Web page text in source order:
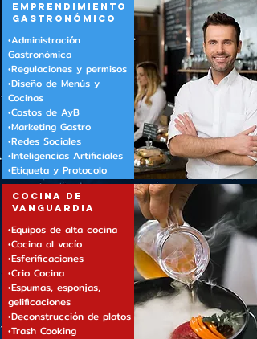
EMPRENDIMIENTO
GASTRONÓMICO
•Administración
Gastronómica
•Regulaciones y permisos
•Diseño de Menús y
Cocinas
•Costos de AyB
•Marketing Gastro
•Redes Sociales
•Inteligencias Artificiales
•Etiqueta y Protocolo
cocina DE
VANGUARDIA
•Equipos de alta cocina
•Cocina al vacío
•Esferificaciones
•Crio Cocina
•Espumas, esponjas,
gelificaciones
•Deconstrucción de platos
•Trash Cooking